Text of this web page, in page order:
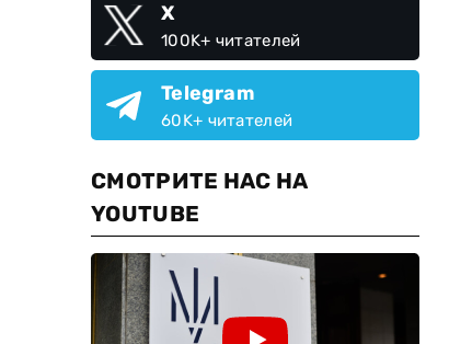
X
100K+ читателей
Telegram
60K+ читателей
СМОТРИТЕ НАС НА
YOUTUBE